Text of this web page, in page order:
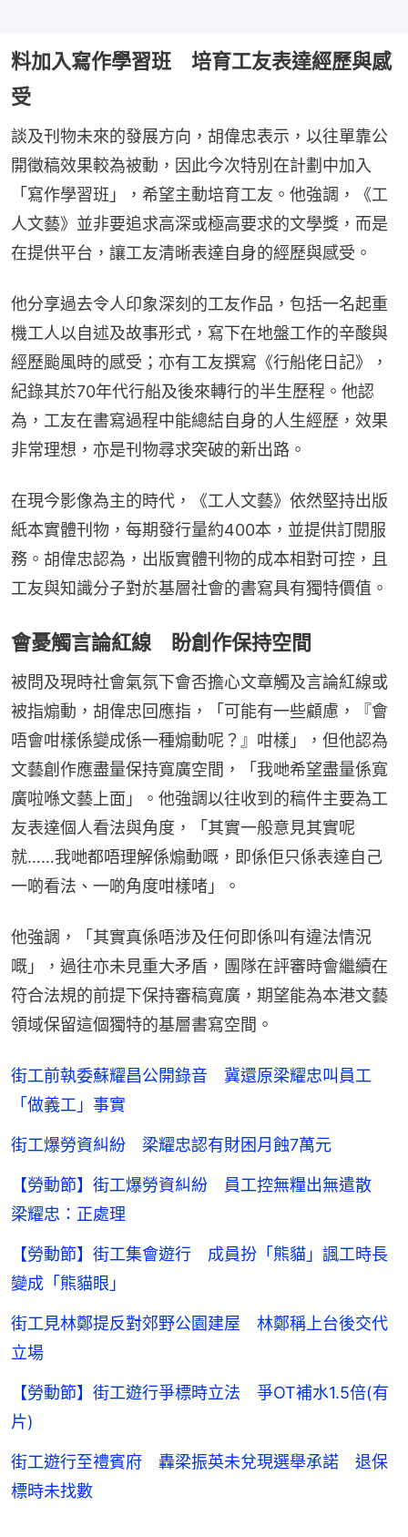
料加入寫作學習班 培育工友表達經歷與感
受
談及刊物未來的發展方向，胡偉忠表示，以往單靠公
開徵稿效果較為被動，因此今次特別在計劃中加入
「寫作學習班」，希望主動培育工友。他強調，《工
人文藝》並非要追求高深或極高要求的文學獎，而是
在提供平台，讓工友清晰表達自身的經歷與感受。
他分享過去令人印象深刻的工友作品，包括一名起重
機工人以自述及故事形式，寫下在地盤工作的辛酸與
經歷颱風時的感受；亦有工友撰寫《行船佬日記》，
紀錄其於70年代行船及後來轉行的半生歷程。他認
為，工友在書寫過程中能總結自身的人生經歷，效果
非常理想，亦是刊物尋求突破的新出路。
在現今影像為主的時代，《工人文藝》依然堅持出版
紙本實體刊物，每期發行量約400本，並提供訂閱服
務。胡偉忠認為，出版實體刊物的成本相對可控，且
工友與知識分子對於基層社會的書寫具有獨特價值。
會憂觸言論紅線 盼創作保持空間
被問及現時社會氣氛下會否擔心文章觸及言論紅線或
被指煽動，胡偉忠回應指，「可能有一些顧慮，『會
唔會咁樣係變成係一種煽動呢？』咁樣」，但他認為
文藝創作應盡量保持寬廣空間，「我哋希望盡量係寬
廣啦喺文藝上面」。他強調以往收到的稿件主要為工
友表達個人看法與角度，「其實一般意見其實呢
就……我哋都唔理解係煽動嘅，即係佢只係表達自己
一啲看法、一啲角度咁樣啫」。
他強調，「其實真係唔涉及任何即係叫有違法情況
嘅」，過往亦未見重大矛盾，團隊在評審時會繼續在
符合法規的前提下保持審稿寬廣，期望能為本港文藝
領域保留這個獨特的基層書寫空間。
街工前執委蘇耀昌公開錄音 冀還原梁耀忠叫員工
「做義工」事實
街工爆勞資糾紛 梁耀忠認有財困月蝕7萬元
【勞動節】街工爆勞資糾紛 員工控無糧出無遣散
梁耀忠：正處理
【勞動節】街工集會遊行 成員扮「熊貓」諷工時長
變成「熊貓眼」
街工見林鄭提反對郊野公園建屋 林鄭稱上台後交代
立場
【勞動節】街工遊行爭標時立法 爭OT補水1.5倍(有
片)
街工遊行至禮賓府 轟梁振英未兌現選舉承諾 退保
標時未找數